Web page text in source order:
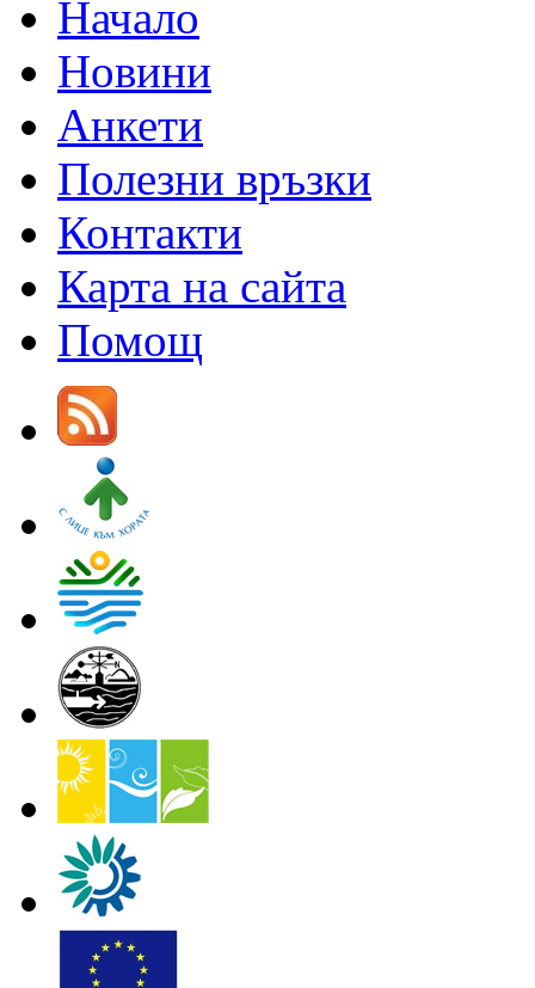
Начало
Новини
Анкети
Полезни връзки
Контакти
Карта на сайта
Помощ